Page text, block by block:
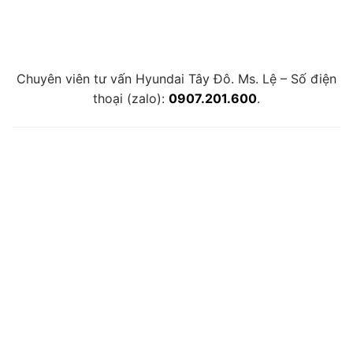
Chuyên viên tư vấn Hyundai Tây Đô. Ms. Lệ – Số điện
thoại (zalo): 0907.201.600.